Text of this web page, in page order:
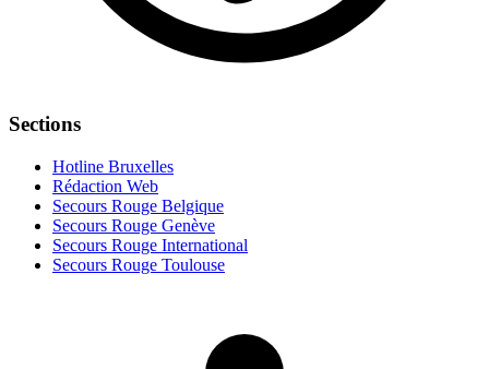
Sections
Hotline Bruxelles
Rédaction Web
Secours Rouge Belgique
Secours Rouge Genève
Secours Rouge International
Secours Rouge Toulouse